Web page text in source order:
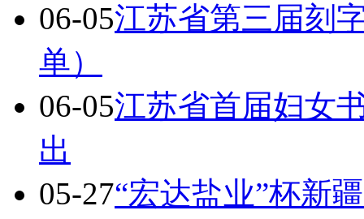
06-05江苏省第三届刻
单）
06-05江苏省首届妇女
出
05-27“宏达盐业”杯新